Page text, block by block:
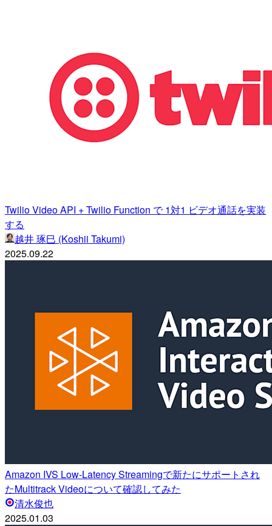
Twilio Video API + Twilio Function で 1対1 ビデオ通話を実装
する
越井 琢巳 (Koshii Takumi)
2025.09.22
Amazon IVS Low-Latency Streamingで新たにサポートされ
たMultitrack Videoについて確認してみた
清水俊也
2025.01.03